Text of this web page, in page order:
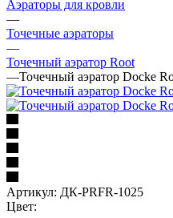
Аэраторы для кровли
—
Точечные аэраторы
—
Точечный аэратор Root
—Точечный аэратор Docke
Артикул: ДК-PRFR-1025
Цвет: